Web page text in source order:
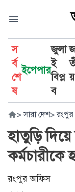
স
র্ব
শে
ষ
ইপেপার
জুলা
ই
বিপ্ল
ব
য়
> সারা দেশ> রংপুর
হাতুড়ি
কর্মচারীকে
রংপুর অফিস